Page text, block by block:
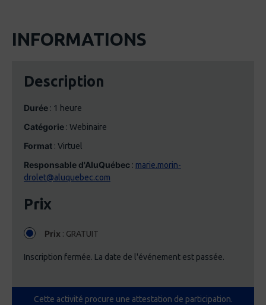
INFORMATIONS
Description
Durée : 1 heure
Catégorie : Webinaire
Format : Virtuel
Responsable d'AluQuébec : marie.morin-
drolet@aluquebec.com
Prix
Prix : GRATUIT
Inscription fermée. La date de l'événement est passée.
Cette activité procure une attestation de participation.